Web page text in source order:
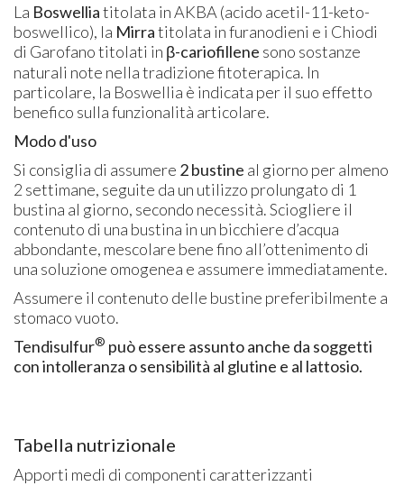
La Boswellia titolata in AKBA (acido acetil-11-keto-
boswellico), la Mirra titolata in furanodieni e i Chiodi
di Garofano titolati in β-cariofillene sono sostanze
naturali note nella tradizione fitoterapica. In
particolare, la Boswellia è indicata per il suo effetto
benefico sulla funzionalità articolare.
Modo d'uso
Si consiglia di assumere 2 bustine al giorno per almeno
2 settimane, seguite da un utilizzo prolungato di 1
bustina al giorno, secondo necessità. Sciogliere il
contenuto di una bustina in un bicchiere d’acqua
abbondante, mescolare bene fino all’ottenimento di
una soluzione omogenea e assumere immediatamente.
Assumere il contenuto delle bustine preferibilmente a
stomaco vuoto.
Tendisulfur® può essere assunto anche da soggetti
con intolleranza o sensibilità al glutine e al lattosio.
Tabella nutrizionale
Apporti medi di componenti caratterizzanti